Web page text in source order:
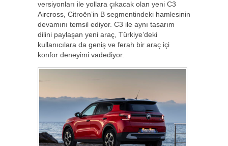
versiyonları ile yollara çıkacak olan yeni C3
Aircross, Citroën’in B segmentindeki hamlesinin
devamını temsil ediyor. C3 ile aynı tasarım
dilini paylaşan yeni araç, Türkiye’deki
kullanıcılara da geniş ve ferah bir araç içi
konfor deneyimi vadediyor.